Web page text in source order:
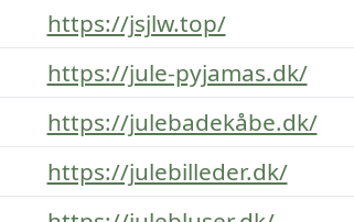
https://jsjlw.top/
https://jule-pyjamas.dk/
https://julebadekåbe.dk/
https://julebilleder.dk/